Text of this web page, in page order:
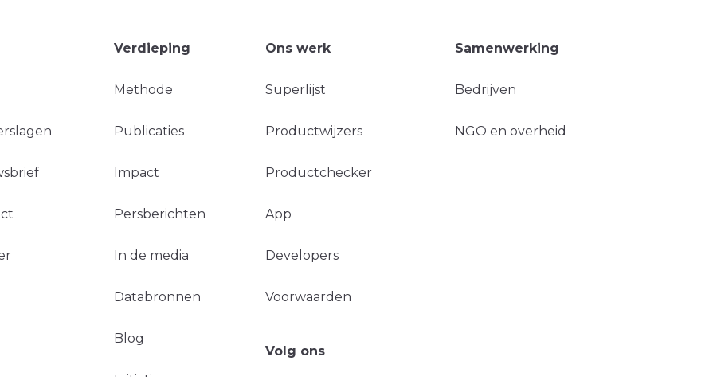
Verdieping
Methode
Publicaties
Impact
Persberichten
In de media
Databronnen
Blog
Ons werk
Superlijst
Productwijzers
Productchecker
App
Developers
Voorwaarden
Samenwerking
Bedrijven
NGO en overheid
Volg ons